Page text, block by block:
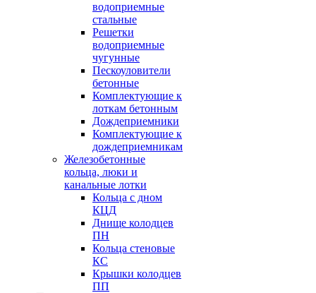
водоприемные
стальные
Решетки
водоприемные
чугунные
Пескоуловители
бетонные
Комплектующие к
лоткам бетонным
Дождеприемники
Комплектующие к
дождеприемникам
Железобетонные
кольца, люки и
канальные лотки
Кольца с дном
КЦД
Днище колодцев
ПН
Кольца стеновые
КС
Крышки колодцев
ПП